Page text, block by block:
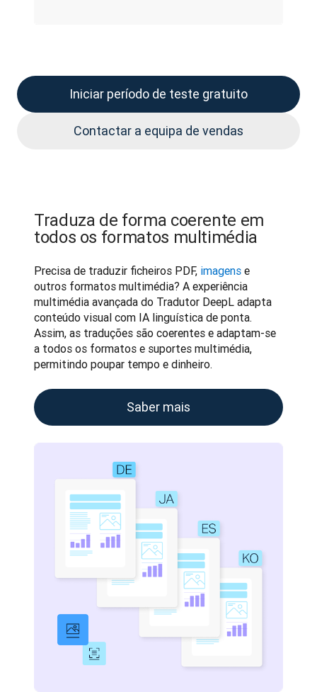
Iniciar período de teste gratuito
Contactar a equipa de vendas
Traduza de forma coerente em
todos os formatos multimédia
Precisa de traduzir ficheiros PDF, imagens e
outros formatos multimédia? A experiência
multimédia avançada do Tradutor DeepL adapta
conteúdo visual com IA linguística de ponta.
Assim, as traduções são coerentes e adaptam-se
a todos os formatos e suportes multimédia,
permitindo poupar tempo e dinheiro.
Saber mais